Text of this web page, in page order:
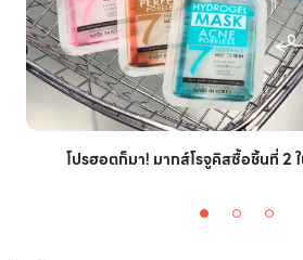
โปรฮอตก็มา! มากส์โรจูคิสซื้อชิ้นที่ 2